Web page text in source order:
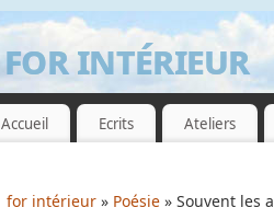
for intérieur
GUILLEMETTE DE GRISSAC
Accueil Ecrits Ateliers
for intérieur » Poésie » Souvent les